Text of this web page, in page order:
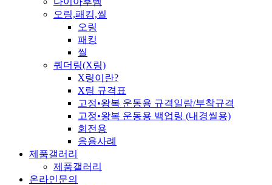
오링,패킹,씰
오링
패킹
씰
쿼더링(X링)
X링이란?
X링 규격표
고정•왕복 운동용 규격일람/부착규격
고정•왕복 운동용 백업링 (내경씰용)
회전용
응용사례
제품갤러리
제품갤러리
온라인문의